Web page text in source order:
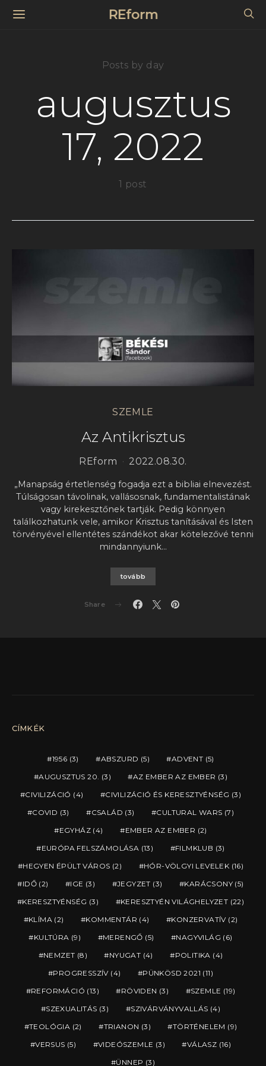
REform
Posts by day
augusztus
17, 2022
1 post
SZEMLE
Az Antikrisztus
REform 2022.08.30.
„Manapság értetlenség fogadja ezt a bibliai elnevezést.
Túlságosan távolinak, vallásosnak, fundamentalistának
vagy kirekesztőnek tartják. Pedig könnyen
találkozhatunk vele, amikor Krisztus tanításával és Isten
törvényével ellentétes szándékot akar kötelezővé tenni
mindannyiunk…
tovább
Share
CÍMKÉK
1956 (3) ABSZURD (5) ADVENT (5)
AUGUSZTUS 20. (3) AZ EMBER AZ EMBER (3)
CIVILIZÁCIÓ (4) CIVILIZÁCIÓ ÉS KERESZTYÉNSÉG (3)
COVID (3) CSALÁD (3) CULTURAL WARS (7)
EGYHÁZ (4) EMBER AZ EMBER (2)
EURÓPA FELSZÁMOLÁSA (13) FILMKLUB (3)
HEGYEN ÉPÜLT VÁROS (2) HÓR-VÖLGYI LEVELEK (16)
IDŐ (2) IGE (3) JEGYZET (3) KARÁCSONY(5)
KERESZTYÉNSÉG (3) KERESZTYÉN VILÁGHELYZET (22)
KLÍMA(2) KOMMENTÁR (4) KONZERVATÍV(2)
KULTÚRA (9) MERENGŐ (5) NAGYVILÁG (6)
NEMZET (8) NYUGAT (4) POLITIKA (4)
PROGRESSZÍV(4) PÜNKÖSD 2021 (11)
REFORMÁCIÓ (13) RÖVIDEN (3) SZEMLE (19)
SZEXUALITÁS (3) SZIVÁRVÁNYVALLÁS (4)
TEOLÓGIA (2) TRIANON (3) TÖRTÉNELEM (9)
VERSUS (5) VIDEÓSZEMLE (3) VÁLASZ (16)
ÜNNEP (3)